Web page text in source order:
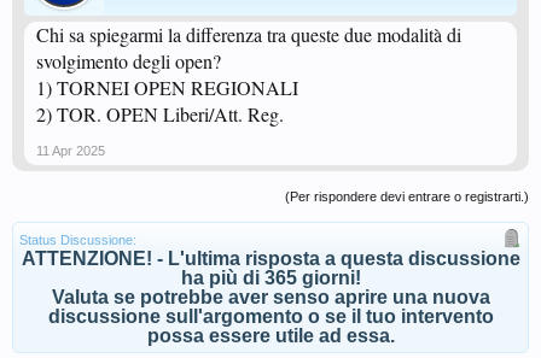
Chi sa spiegarmi la differenza tra queste due modalità di
svolgimento degli open?
1) TORNEI OPEN REGIONALI
2) TOR. OPEN Liberi/Att. Reg.
11 Apr 2025
(Per rispondere devi entrare o registrarti.)
Status Discussione:
ATTENZIONE! - L'ultima risposta a questa discussione
ha più di 365 giorni!
Valuta se potrebbe aver senso aprire una nuova
discussione sull'argomento o se il tuo intervento
possa essere utile ad essa.